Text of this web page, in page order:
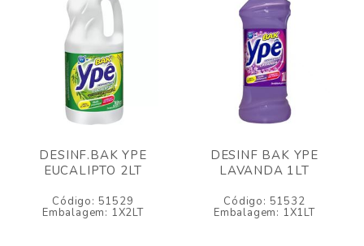
DESINF.BAK YPE
EUCALIPTO 2LT
Código: 51529
Embalagem: 1X2LT
DESINF BAK YPE
LAVANDA 1LT
Código: 51532
Embalagem: 1X1LT